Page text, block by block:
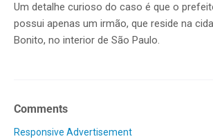
Um detalhe curioso do caso é que o
possui apenas um irmão, que reside na
Bonito, no interior de São Paulo.
Comments
Responsive Advertisement